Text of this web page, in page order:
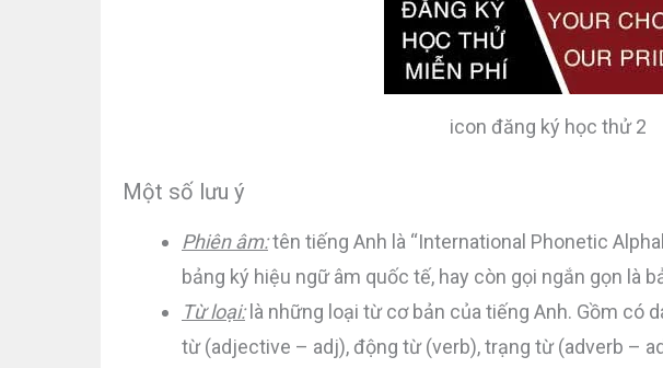
icon đăng ký học thử 2
Một số lưu ý
Phiên âm:tên tiếng Anh là “International Phonetic
bảng ký hiệu ngữ âm quốc tế, hay còn gọi ngắn gọn là
Từ loại:là những loại từ cơ bản của tiếng Anh. Gồm có
từ (adjective – adj), động từ (verb), trạng từ (adverb –